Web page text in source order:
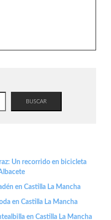
BUSCAR
Un recorrido en bicicleta
en Castilla La Mancha
en Castilla La Mancha
en Castilla La Mancha